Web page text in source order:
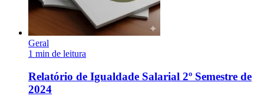
Geral
1 min de leitura
Relatório de Igualdade Salarial 2º Semestre de
2024